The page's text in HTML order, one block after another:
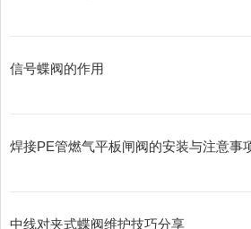
信号蝶阀的作用
焊接PE管燃气平板闸阀的安装与注意事
中线对夹式蝶阀维护技巧分享